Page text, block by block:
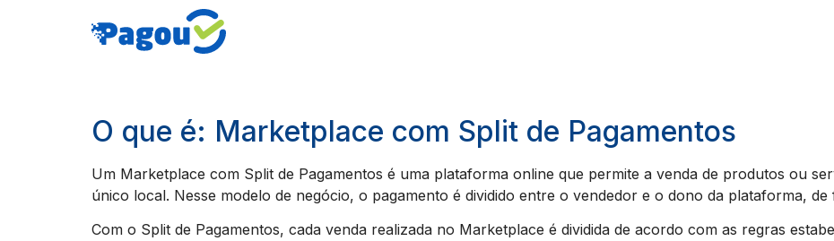
O que é: Marketplace com Split de Pagamentos
Um Marketplace com Split de Pagamentos é uma plataforma online que permite a venda de produtos ou
único local. Nesse modelo de negócio, o pagamento é dividido entre o vendedor e o dono da plataforma,
Com o Split de Pagamentos, cada venda realizada no Marketplace é dividida de acordo com as regras